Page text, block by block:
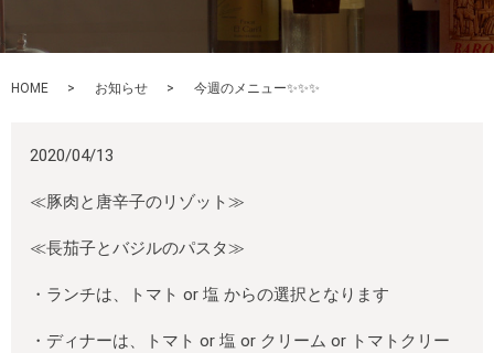
HOME お知らせ 今週のメニュー✨✨✨
2020/04/13
≪豚肉と唐辛子のリゾット≫
≪長茄子とバジルのパスタ≫
・ランチは、トマト or 塩 からの選択となります
・ディナーは、トマト or 塩 or クリーム or トマトクリー